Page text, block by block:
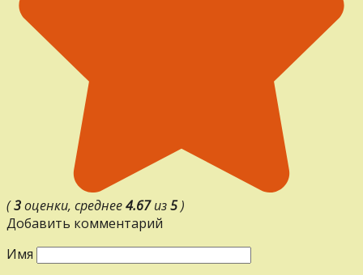
(3оценки, среднее4.67из5)
Добавить комментарий
Имя